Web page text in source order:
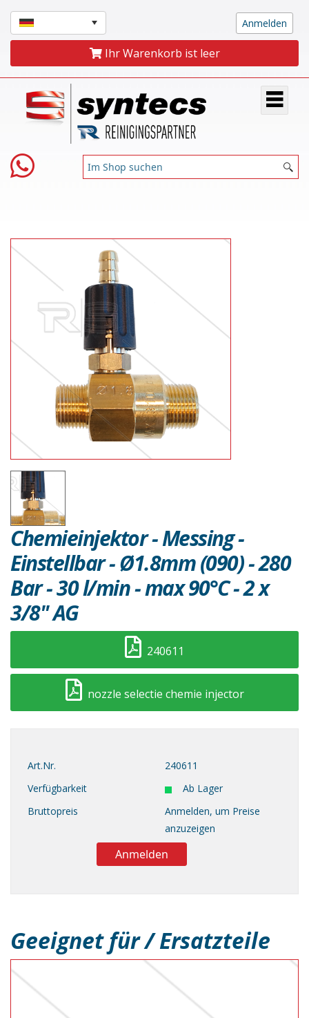
Ihr Warenkorb ist leer
Chemieinjektor - Messing -
Einstellbar - Ø1.8mm (090) - 280
Bar - 30 l/min - max 90°C - 2 x
3/8" AG
240611
nozzle selectie chemie injector
Art.Nr.
240611
Verfügbarkeit
Ab Lager
Bruttopreis
Anmelden, um Preise
anzuzeigen
Anmelden
Geeignet für / Ersatzteile